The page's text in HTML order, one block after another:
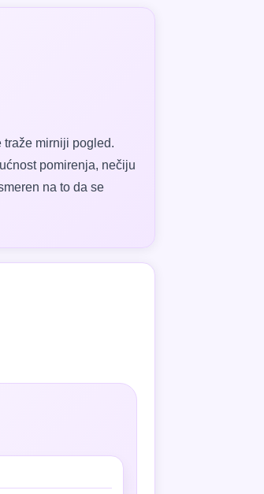
mirniji pogled.
pomirenja, nečiju
na to da se